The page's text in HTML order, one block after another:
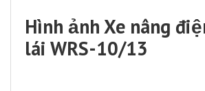
Hình ảnh Xe nâng
lái WRS-10/13